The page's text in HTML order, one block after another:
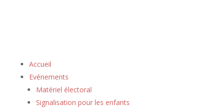
Accueil
Evénements
Matériel électoral
Signalisation pour les enfants